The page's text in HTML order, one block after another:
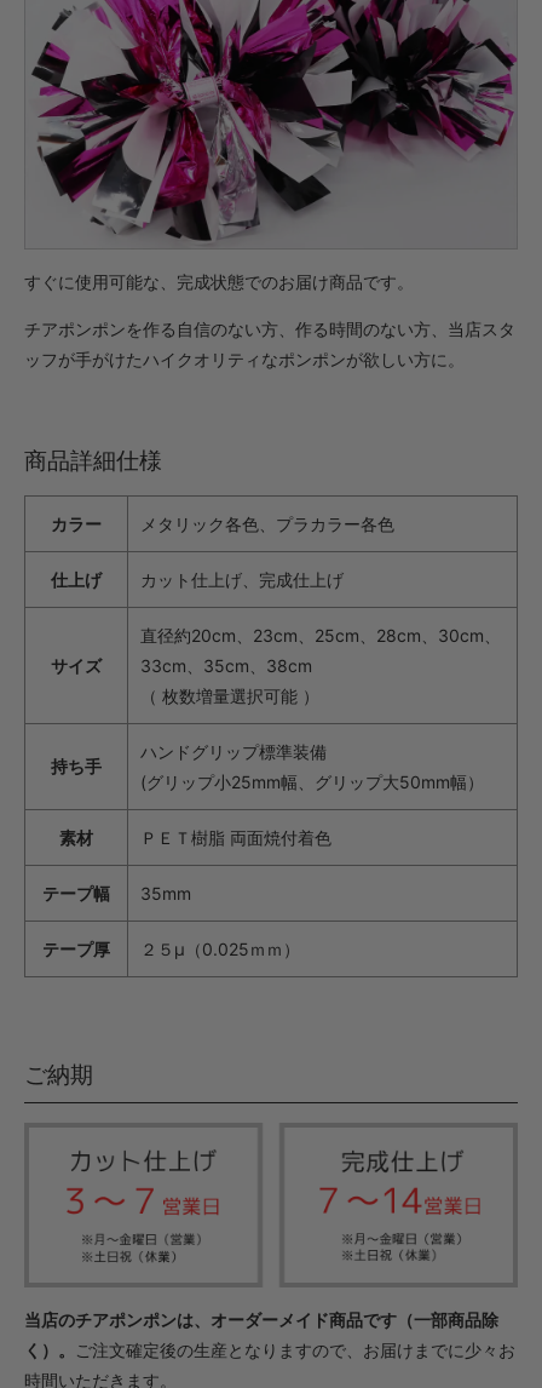
すぐに使用可能な、完成状態でのお届け商品です。
チアポンポンを作る自信のない方、作る時間のない方、当店スタ
ッフが手がけたハイクオリティなポンポンが欲しい方に。
商品詳細仕様
カラー メタリック各色、プラカラー各色
仕上げ カット仕上げ、完成仕上げ
サイズ
直径約20cm、23cm、25cm、28cm、30cm、
33cm、35cm、38cm
（ 枚数増量選択可能 ）
持ち手
ハンドグリップ標準装備
(グリップ小25mm幅、グリップ大50mm幅）
素材 ＰＥＴ樹脂 両面焼付着色
テープ幅 35mm
テープ厚 ２５μ（0.025ｍｍ）
ご納期
当店のチアポンポンは、オーダーメイド商品です（一部商品除
く）。
ご注文確定後の生産となりますので、お届けまでに少々お
時間いただきます。